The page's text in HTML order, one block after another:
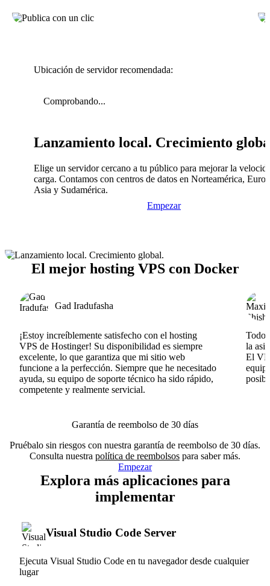
Ubicación de servidor recomendada:
Comprobando...
Lanzamiento local. Crecimiento
Elige un servidor cercano a tu público para mejorar la
carga. Contamos con centros de datos en Norteamérica,
Asia y Sudamérica.
Empezar
El mejor hosting VPS con Docker
Gad Iradufasha
¡Estoy increíblemente satisfecho con el hosting
VPS de Hostinger! Su disponibilidad es siempre
excelente, lo que garantiza que mi sitio web
funcione a la perfección. Siempre que he necesitado
ayuda, su equipo de soporte técnico ha sido rápido,
competente y realmente servicial.
Todo
la
El
Garantía de reembolso de 30 días
Pruébalo sin riesgos con nuestra garantía de reembolso de 30 días.
Consulta nuestra política de reembolsos para saber más.
Empezar
Explora más aplicaciones para
implementar
Visual Studio Code Server
Ejecuta Visual Studio Code en tu navegador desde cualquier
lugar